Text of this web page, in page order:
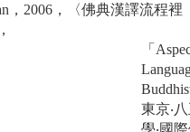
，2006，〈佛典漢譯流程
「
東京‧
學‧國